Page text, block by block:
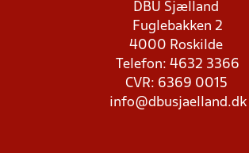
DBU Sjælland
Fuglebakken 2
4000 Roskilde
Telefon: 4632 3366
CVR: 6369 0015
info@dbusjaelland.dk